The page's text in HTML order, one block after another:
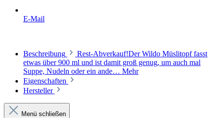
E-Mail
Beschreibung
Rest-Abverkauf!Der Wildo Müslitopf fasst
etwas über 900 ml und ist damit groß genug, um auch mal
Suppe, Nudeln oder ein ande… Mehr
Eigenschaften
Hersteller
Menü schließen